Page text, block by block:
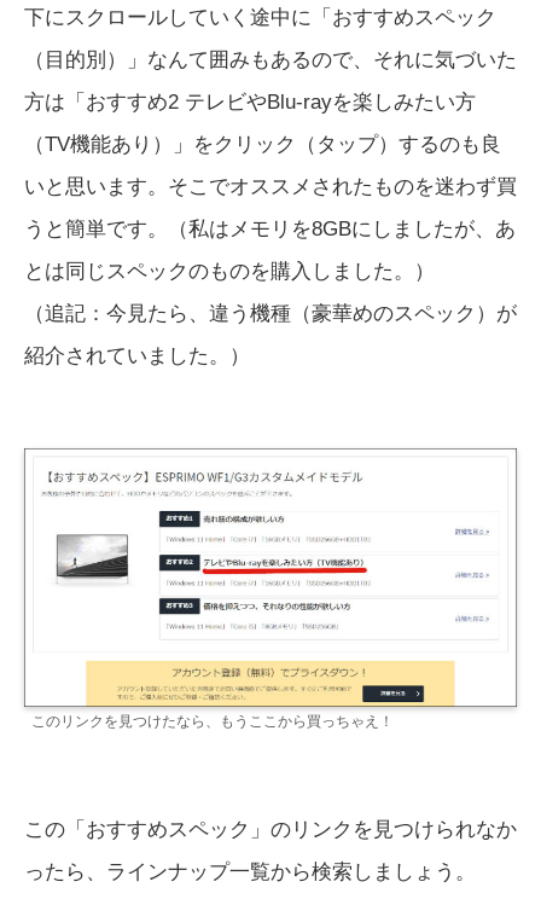
下にスクロールしていく途中に「おすすめスペック
（目的別）」なんて囲みもあるので、それに気づいた
方は「おすすめ2 テレビやBlu-rayを楽しみたい方
（TV機能あり）」をクリック（タップ）するのも良
いと思います。そこでオススメされたものを迷わず買
うと簡単です。（私はメモリを8GBにしましたが、あ
とは同じスペックのものを購入しました。）
（追記：今見たら、違う機種（豪華めのスペック）が
紹介されていました。）
このリンクを見つけたなら、もうここから買っちゃえ！
この「おすすめスペック」のリンクを見つけられなか
ったら、ラインナップ一覧から検索しましょう。